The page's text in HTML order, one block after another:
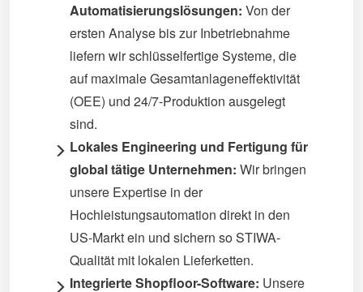
Automatisierungslösungen: Von der
ersten Analyse bis zur Inbetriebnahme
liefern wir schlüsselfertige Systeme, die
auf maximale Gesamtanlageneffektivität
(OEE) und 24/7-Produktion ausgelegt
sind.
Lokales Engineering und Fertigung für
global tätige Unternehmen: Wir bringen
unsere Expertise in der
Hochleistungsautomation direkt in den
US-Markt ein und sichern so STIWA-
Qualität mit lokalen Lieferketten.
Integrierte Shopfloor-Software: Unsere